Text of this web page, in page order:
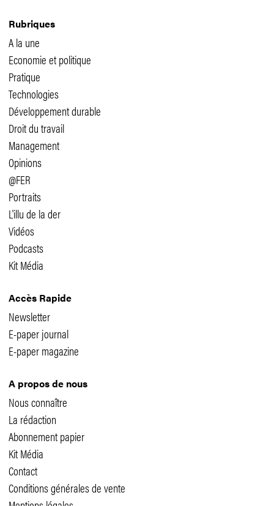
Rubriques
A la une
Economie et politique
Pratique
Technologies
Développement durable
Droit du travail
Management
Opinions
@FER
Portraits
L'illu de la der
Vidéos
Podcasts
Kit Média
Accès Rapide
Newsletter
E-paper journal
E-paper magazine
A propos de nous
Nous connaître
La rédaction
Abonnement papier
Kit Média
Contact
Conditions générales de vente